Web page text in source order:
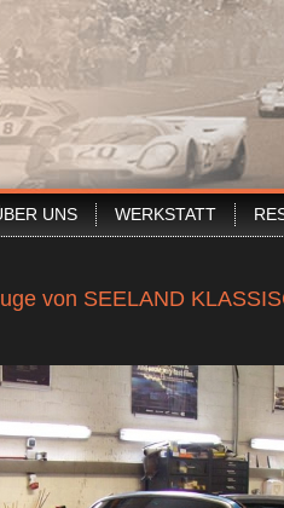
UNS WERKSTATT
von SEELAND